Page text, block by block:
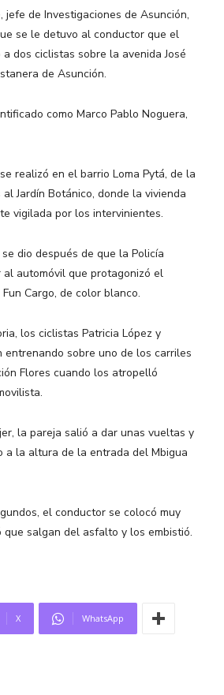
jefe de Investigaciones de Asunción,
se le detuvo al conductor que el
dos ciclistas sobre la avenida José
de Asunción.
como Marco Pablo Noguera,
realizó en el barrio Loma Pytá, de la
Jardín Botánico, donde la vivienda
vigilada por los intervinientes.
dio después de que la Policía
automóvil que protagonizó el
Cargo, de color blanco.
los ciclistas Patricia López y
sobre uno de los carriles
Flores cuando los atropelló
la pareja salió a dar unas vueltas y
a la altura de la entrada del Mbigua
el conductor se colocó muy
que salgan del asfalto y los embistió.
X WhatsApp